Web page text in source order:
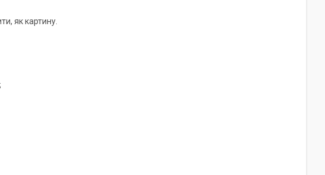
як картину.